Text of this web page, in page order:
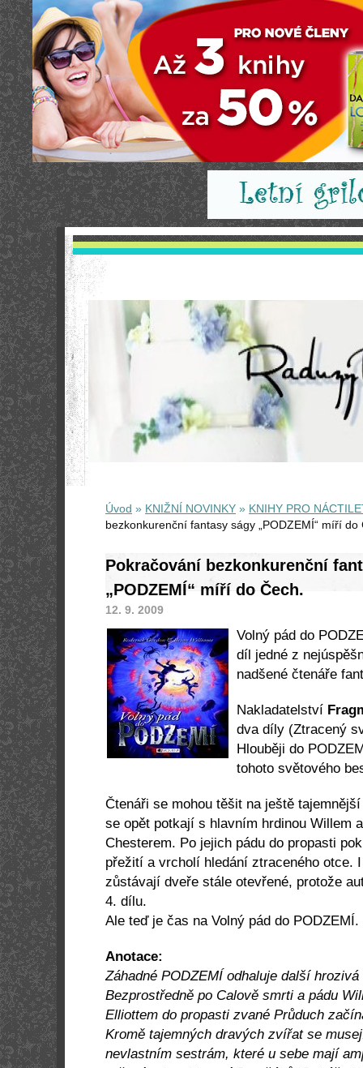
Úvod » KNIŽNÍ NOVINKY » KNIHY PRO
bezkonkurenční fantasy ságy „PODZEMÍ“ míří do
Pokračování bezkonkurenční
„PODZEMÍ“ míří do Čech.
12. 9. 2009
Volný pád do
díl jedné z
nadšené čtenáře
Nakladatelství
dva díly (Ztracený
Hlouběji do
tohoto světového
Čtenáři se mohou těšit na ještě
se opět potkají s hlavním hrdinou Willem
Chesterem. Po jejich pádu do propasti
přežití a vrcholí hledání ztraceného otce.
zůstávají dveře stále otevřené, protože
4. dílu.
Ale teď je čas na Volný pád do PODZEMÍ.
Anotace:
Záhadné PODZEMÍ odhaluje další
Bezprostředně po Calově smrti a pádu
Elliottem do propasti zvané Průduch
Kromě tajemných dravých zvířat se
nevlastním sestrám, které u sebe mají